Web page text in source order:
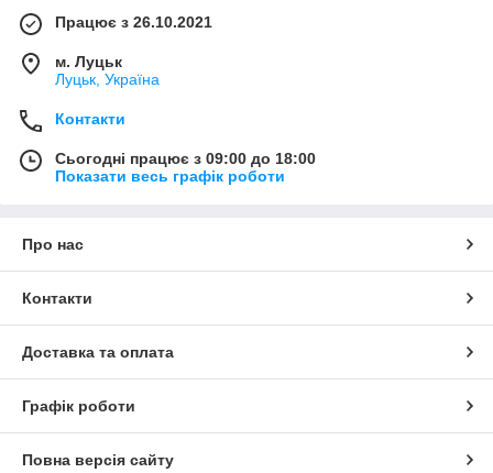
Працює з 26.10.2021
м. Луцьк
Луцьк, Україна
Контакти
Сьогодні працює з 09:00 до 18:00
Показати весь графік роботи
Про нас
Контакти
Доставка та оплата
Графік роботи
Повна версія сайту